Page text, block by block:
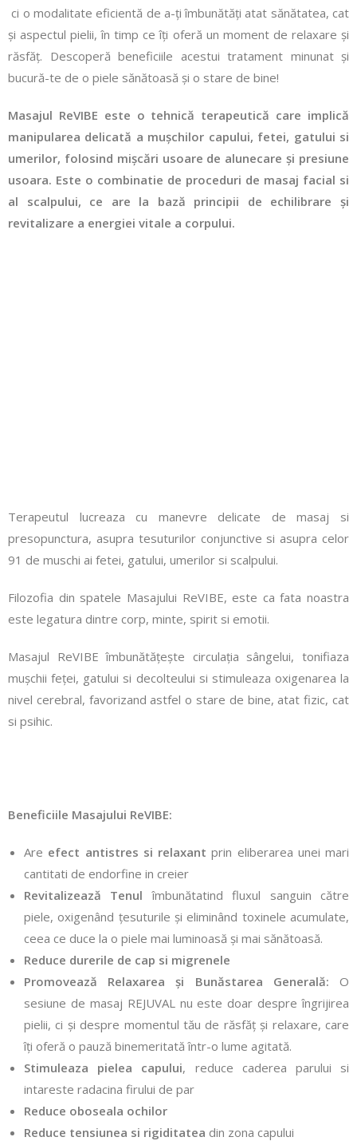
ci o modalitate eficientă de a-ți îmbunătăți atat sănătatea, cat
și aspectul pielii, în timp ce îți oferă un moment de relaxare și
răsfăț. Descoperă beneficiile acestui tratament minunat și
bucură-te de o piele sănătoasă și o stare de bine!
Masajul ReVIBE este o tehnică terapeutică care implică
manipularea delicată a mușchilor capului, fetei, gatului si
umerilor, folosind mișcări usoare de alunecare și presiune
usoara. Este o combinatie de proceduri de masaj facial si
al scalpului, ce are la bază principii de echilibrare și
revitalizare a energiei vitale a corpului.
Terapeutul lucreaza cu manevre delicate de masaj si
presopunctura, asupra tesuturilor conjunctive si asupra celor
91 de muschi ai fetei, gatului, umerilor si scalpului.
Filozofia din spatele Masajului ReVIBE, este ca fata noastra
este legatura dintre corp, minte, spirit si emotii.
Masajul ReVIBE îmbunătățește circulația sângelui, tonifiaza
mușchii feței, gatului si decolteului si stimuleaza oxigenarea la
nivel cerebral, favorizand astfel o stare de bine, atat fizic, cat
si psihic.
Beneficiile Masajului ReVIBE:
Are efect antistres si relaxant prin eliberarea unei mari
cantitati de endorfine in creier
Revitalizează Tenulîmbunătatind fluxul sanguin către
piele, oxigenând țesuturile și eliminând toxinele acumulate,
ceea ce duce la o piele mai luminoasă și mai sănătoasă.
Reduce durerile de cap si migrenele
Promovează Relaxarea și Bunăstarea Generală: O
sesiune de masaj REJUVAL nu este doar despre îngrijirea
pielii, ci și despre momentul tău de răsfăț și relaxare, care
îți oferă o pauză binemeritată într-o lume agitată.
Stimuleaza pielea capului, reduce caderea parului si
intareste radacina firului de par
Reduce oboseala ochilor
Reduce tensiunea si rigiditatea din zona capului